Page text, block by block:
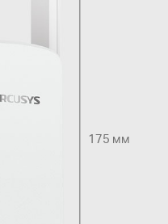
175 мм